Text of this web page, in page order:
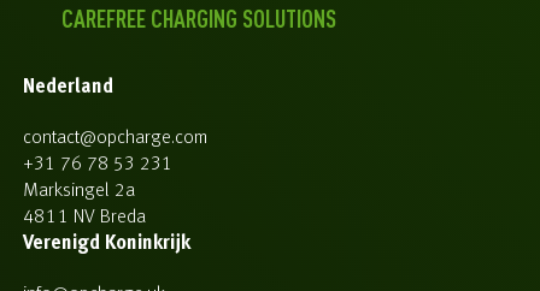
CAREFREE CHARGING SOLUTIONS
Nederland
contact@opcharge.com
+31 76 78 53 231
Marksingel 2a
4811 NV Breda
Verenigd Koninkrijk